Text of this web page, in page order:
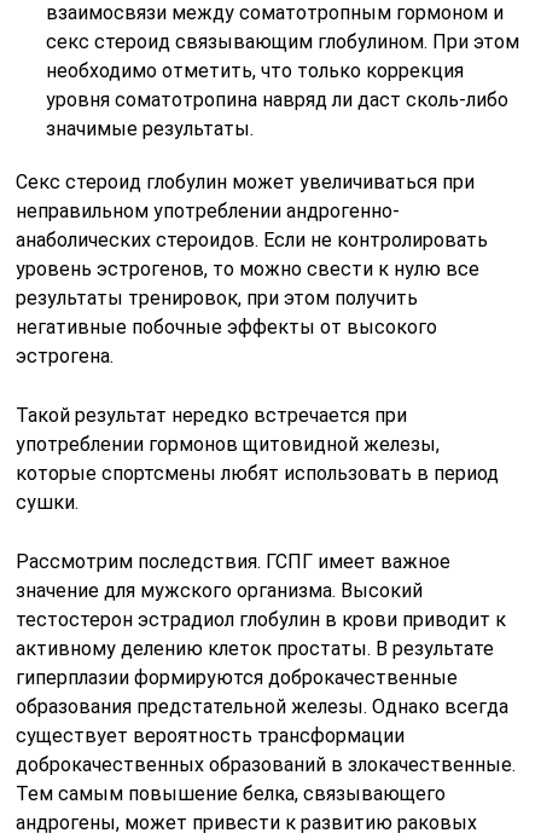
взаимосвязи между соматотропным гормоном и
секс стероид связывающим глобулином. При этом
необходимо отметить, что только коррекция
уровня соматотропина навряд ли даст сколь-либо
значимые результаты.
Секс стероид глобулин может увеличиваться при
неправильном употреблении андрогенно-
анаболических стероидов. Если не контролировать
уровень эстрогенов, то можно свести к нулю все
результаты тренировок, при этом получить
негативные побочные эффекты от высокого
эстрогена.
Такой результат нередко встречается при
употреблении гормонов щитовидной железы,
которые спортсмены любят использовать в период
сушки.
Рассмотрим последствия. ГСПГ имеет важное
значение для мужского организма. Высокий
тестостерон эстрадиол глобулин в крови приводит к
активному делению клеток простаты. В результате
гиперплазии формируются доброкачественные
образования предстательной железы. Однако всегда
существует вероятность трансформации
доброкачественных образований в злокачественные.
Тем самым повышение белка, связывающего
андрогены, может привести к развитию раковых